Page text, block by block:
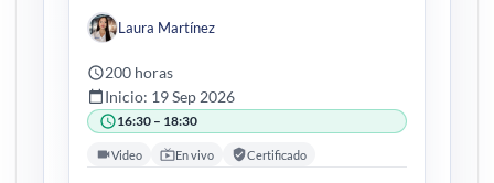
Laura Martínez
200 horas
Inicio: 19 Sep 2026
16:30 – 18:30
Video En vivo Certificado